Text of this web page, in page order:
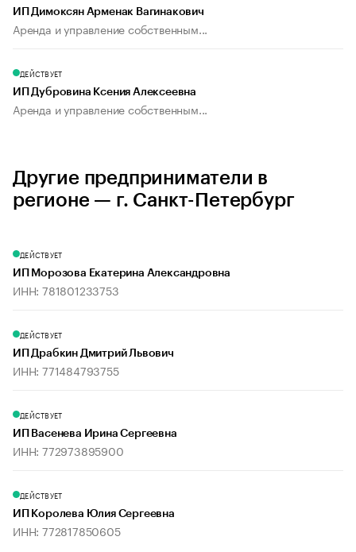
ИП Димоксян Арменак Вагинакович
Аренда и управление собственным...
ДЕЙСТВУЕТ
ИП Дубровина Ксения Алексеевна
Аренда и управление собственным...
Другие предприниматели в
регионе — г. Санкт-Петербург
ДЕЙСТВУЕТ
ИП Морозова Екатерина Александровна
ИНН: 781801233753
ДЕЙСТВУЕТ
ИП Драбкин Дмитрий Львович
ИНН: 771484793755
ДЕЙСТВУЕТ
ИП Васенева Ирина Сергеевна
ИНН: 772973895900
ДЕЙСТВУЕТ
ИП Королева Юлия Сергеевна
ИНН: 772817850605